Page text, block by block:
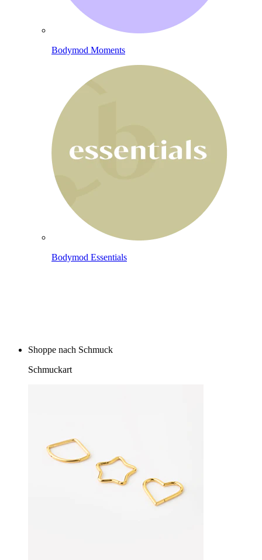
Bodymod Moments
Bodymod Essentials
Shoppe nach Schmuck
Schmuckart